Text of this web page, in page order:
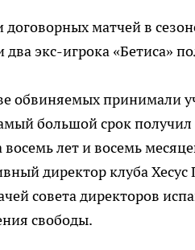
матчей в
экс-игрока «Бетиса»
обвиняемых принимали
большой срок
лет и восемь
директор клуба Хесус
совета директоров
свободы.